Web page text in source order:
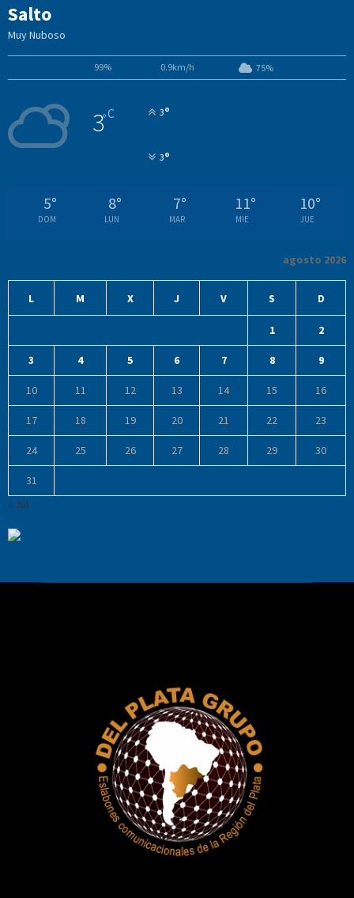
Salto
Muy Nuboso
99% 0.9km/h 75%
3°C 3°
3°
5°
DOM
8°
LUN
7°
MAR
11°
MIE
10°
JUE
agosto 2026
L M X J V S D
1 2
3 4 5 6 7 8 9
10 11 12 13 14 15 16
17 18 19 20 21 22 23
24 25 26 27 28 29 30
31
« Jul